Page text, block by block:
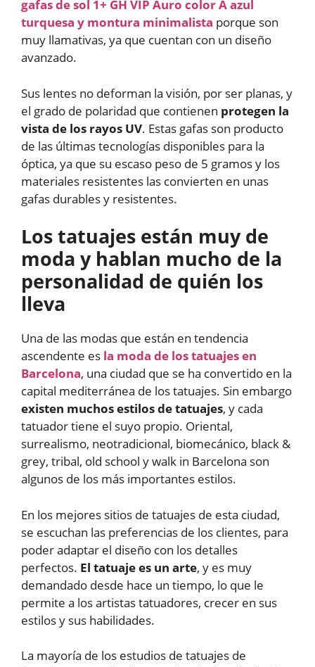
gafas de sol 1+ GH VIP Auro color A azul
turquesa y montura minimalista porque son
muy llamativas, ya que cuentan con un diseño
avanzado.
Sus lentes no deforman la visión, por ser planas, y
el grado de polaridad que contienen protegen la
vista de los rayos UV. Estas gafas son producto
de las últimas tecnologías disponibles para la
óptica, ya que su escaso peso de 5 gramos y los
materiales resistentes las convierten en unas
gafas durables y resistentes.
Los tatuajes están muy de
moda y hablan mucho de la
personalidad de quién los
lleva
Una de las modas que están en tendencia
ascendente es la moda de los tatuajes en
Barcelona, una ciudad que se ha convertido en la
capital mediterránea de los tatuajes. Sin embargo
existen muchos estilos de tatuajes, y cada
tatuador tiene el suyo propio. Oriental,
surrealismo, neotradicional, biomecánico, black &
grey, tribal, old school y walk in Barcelona son
algunos de los más importantes estilos.
En los mejores sitios de tatuajes de esta ciudad,
se escuchan las preferencias de los clientes, para
poder adaptar el diseño con los detalles
perfectos. El tatuaje es un arte, y es muy
demandado desde hace un tiempo, lo que le
permite a los artistas tatuadores, crecer en sus
estilos y sus habilidades.
La mayoría de los estudios de tatuajes de